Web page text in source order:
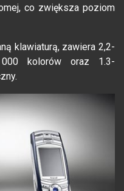
co zwiększa poziom
klawiaturą, zawiera 2,2-
kolorów oraz 1.3-